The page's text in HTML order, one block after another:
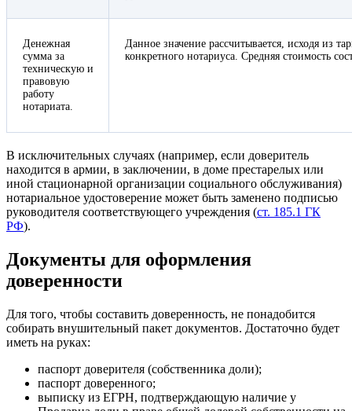
Денежная
сумма за
техническую и
правовую
работу
нотариата.
Данное значение рассчитывается, исходя из
конкретного нотариуса. Средняя стоимость
В исключительных случаях (например, если доверитель
находится в армии, в заключении, в доме престарелых или
иной стационарной организации социального обслуживания)
нотариальное удостоверение может быть заменено подписью
руководителя соответствующего учреждения (ст. 185.1 ГК
РФ).
Документы для оформления
доверенности
Для того, чтобы составить доверенность, не понадобится
собирать внушительный пакет документов. Достаточно будет
иметь на руках:
паспорт доверителя (собственника доли);
паспорт доверенного;
выписку из ЕГРН, подтверждающую наличие у